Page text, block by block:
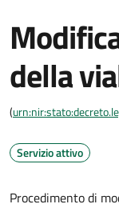
della
(
Servizio attivo
Procedimento di